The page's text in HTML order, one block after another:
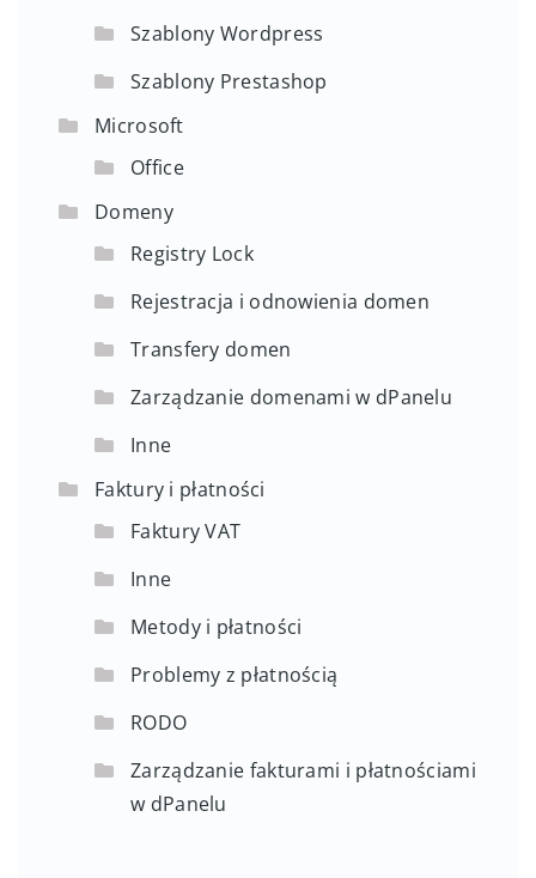
Szablony Wordpress
Szablony Prestashop
Microsoft
Office
Domeny
Registry Lock
Rejestracja i odnowienia domen
Transfery domen
Zarządzanie domenami w dPanelu
Inne
Faktury i płatności
Faktury VAT
Inne
Metody i płatności
Problemy z płatnością
RODO
Zarządzanie fakturami i płatnościami
w dPanelu